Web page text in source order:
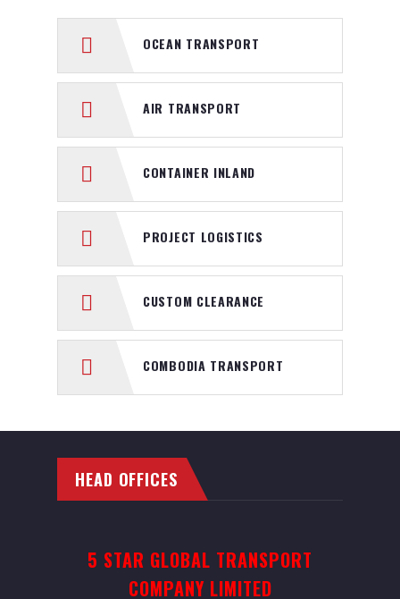
OCEAN TRANSPORT
AIR TRANSPORT
CONTAINER INLAND
PROJECT LOGISTICS
CUSTOM CLEARANCE
COMBODIA TRANSPORT
HEAD OFFICES
5 STAR GLOBAL TRANSPORT
COMPANY LIMITED